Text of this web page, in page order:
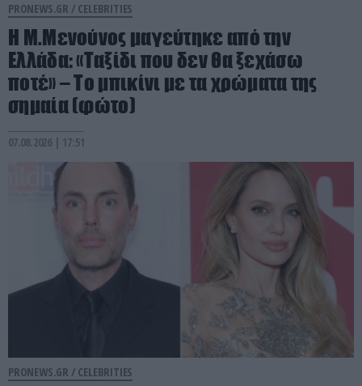
PRONEWS.GR / CELEBRITIES
Η Μ.Μενούνος μαγεύτηκε από την
Ελλάδα: «Ταξίδι που δεν θα ξεχάσω
ποτέ» – Το μπικίνι με τα χρώματα της
σημαία (φώτο)
07.08.2026 | 17:51
PRONEWS.GR / CELEBRITIES